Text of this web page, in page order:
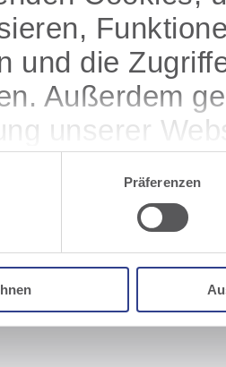
und die
Außerdem
unserer
diese
Daten
die sie im
haben.
Präferenzen